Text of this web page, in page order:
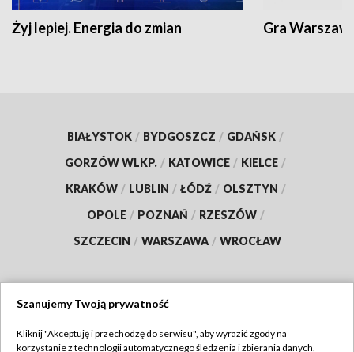
Żyj lepiej. Energia do zmian Gra
BIAŁYSTOK / BYDGOSZCZ / GDAŃSK /
GORZÓW WLKP. / KATOWICE / KIELCE /
KRAKÓW / LUBLIN / ŁÓDŹ / OLSZTYN /
OPOLE / POZNAŃ / RZESZÓW /
SZCZECIN / WARSZAWA / WROCŁAW
Szanujemy Twoją prywatność
Kliknij "Akceptuję i przechodzę do serwisu", aby wyrazić zgody na
korzystanie z technologii automatycznego śledzenia i zbierania danych,